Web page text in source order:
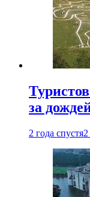
за
2 года спустя